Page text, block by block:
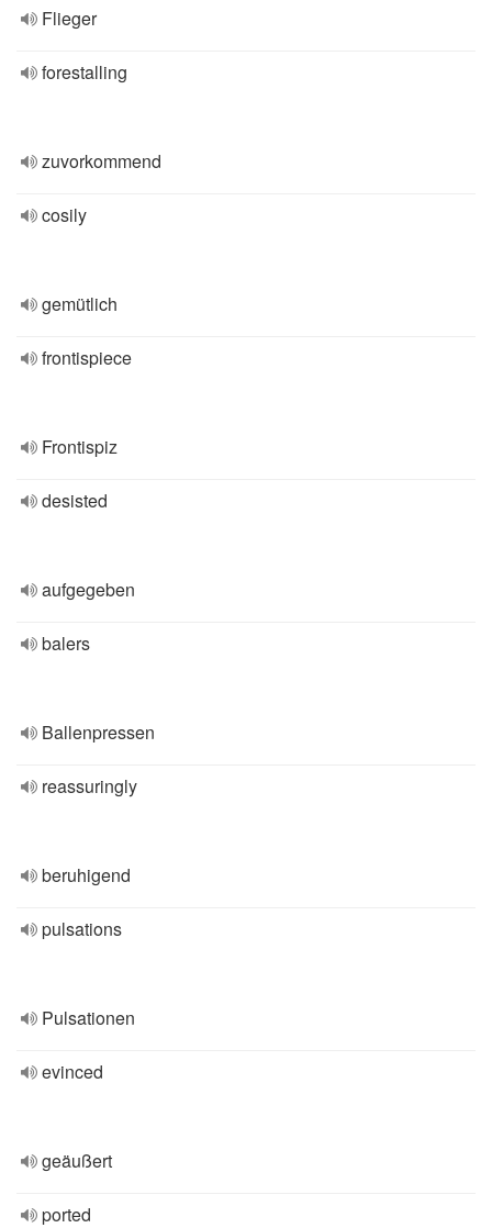
Flieger
forestalling
zuvorkommend
cosily
gemütlich
frontispiece
Frontispiz
desisted
aufgegeben
balers
Ballenpressen
reassuringly
beruhigend
pulsations
Pulsationen
evinced
geäußert
ported